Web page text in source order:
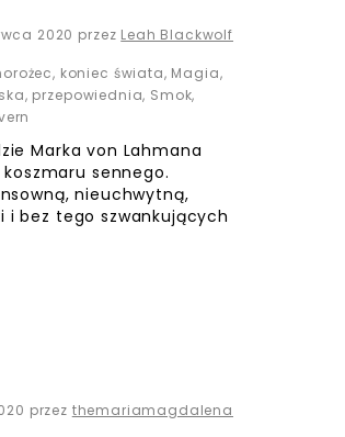
2020 14 czerwca 2020
przez Leah Blackwolf
, koniec świata, Magia,
, przepowiednia, Smok,
Marka von Lahmana
sennego.
nieuchwytną,
i bez tego szwankujących
9 czerwca 2020
przez themariamagdalena